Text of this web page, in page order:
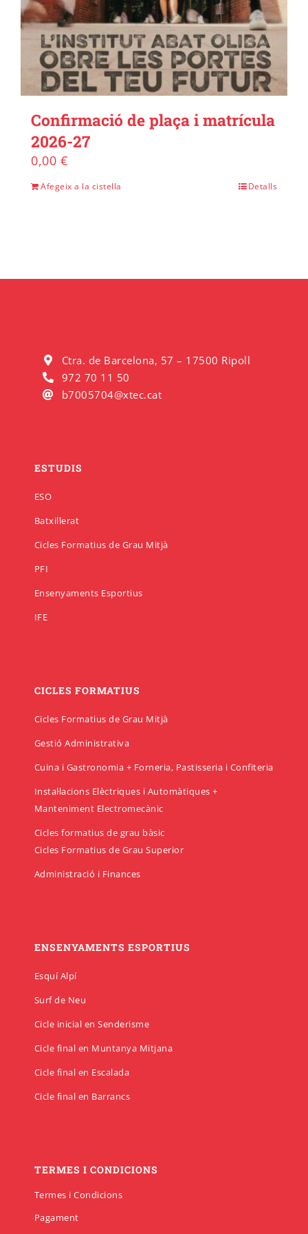
Confirmació de plaça i matrícula
2026-27
0,00 €
Afegeix a la cistella Detalls
Ctra. de Barcelona, 57 – 17500 Ripoll
972 70 11 50
b7005704@xtec.cat
ESTUDIS
ESO
Batxillerat
Cicles Formatius de Grau Mitjà
PFI
Ensenyaments Esportius
IFE
CICLES FORMATIUS
Cicles Formatius de Grau Mitjà
Gestió Administrativa
Cuina i Gastronomia + Forneria, Pastisseria i Confiteria
Instal·lacions Elèctriques i Automàtiques +
Manteniment Electromecànic
Cicles formatius de grau bàsic
Cicles Formatius de Grau Superior
Administració i Finances
ENSENYAMENTS ESPORTIUS
Esquí Alpí
Surf de Neu
Cicle inicial en Senderisme
Cicle final en Muntanya Mitjana
Cicle final en Escalada
Cicle final en Barrancs
TERMES I CONDICIONS
Termes i Condicions
Pagament